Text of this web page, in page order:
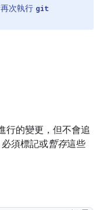
次執行 git
行的變更，但不會追
須標記或暫存這些